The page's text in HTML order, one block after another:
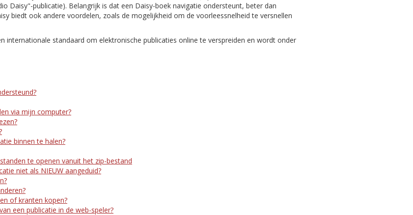
Daisy"-publicatie). Belangrijk is dat een Daisy-boek navigatie ondersteunt, beter dan
biedt ook andere voordelen, zoals de mogelijkheid om de voorleessnelheid te versnellen
internationale standaard om elektronische publicaties online te verspreiden en wordt onder
via mijn computer?
binnen te halen?
te openen vanuit het zip-bestand
niet als NIEUW aangeduid?
of kranten kopen?
een publicatie in de web-speler?